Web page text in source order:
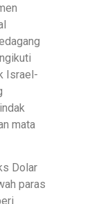
Israel-
mata
Dolar
paras